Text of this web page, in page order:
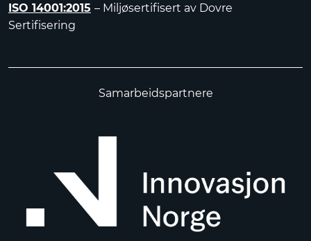
ISO 14001:2015 – Miljøsertifisert av Dovre
Sertifisering
Samarbeidspartnere